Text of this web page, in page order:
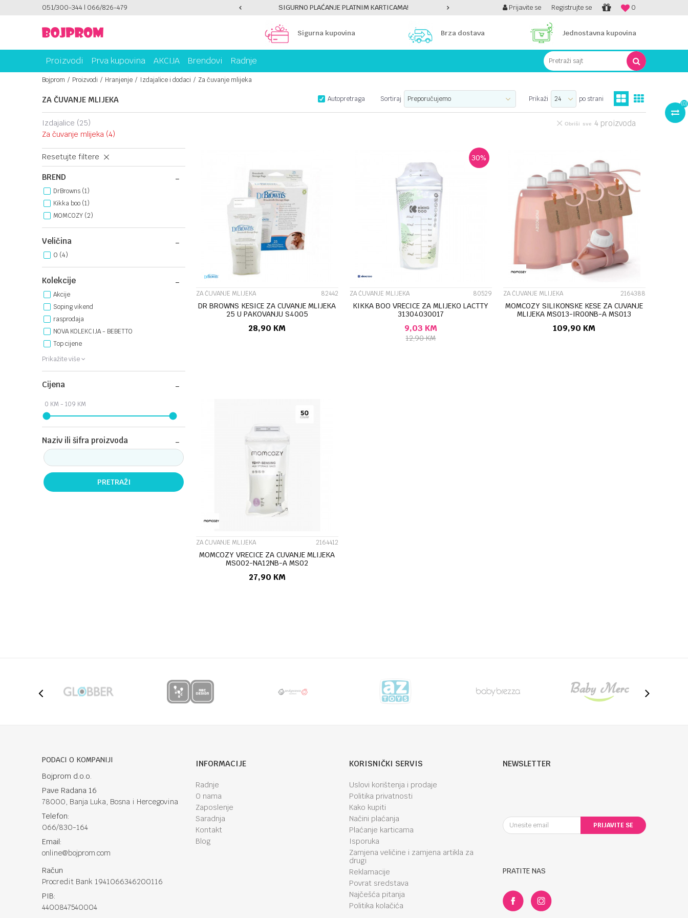
051/300-344 | 066/826-479PLATI UNICREDIT KARTICOM NA RATE! SIGURNO PLAĆANJE PLATNIM KARTICAMA! PLATI UNICREDIT KARTICOM NA RATE! 0
Prijavite se Registrujte se
Sigurna kupovina Brza dostava Jednostavna kupovina
Proizvodi Prva kupovina AKCIJA Brendovi Radnje Pretraži sajt
(0)
Bojprom Proizvodi Hranjenje Izdajalice i dodaci Za čuvanje mlijeka
ZA ČUVANJE MLIJEKA Autopretraga Sortiraj Prikaži po strani
izdajalice (25)
za čuvanje mlijeka (4)
Resetujte filtere
BREND
DrBrowns (1)
Kikka boo (1)
MOMCOZY (2)
Veličina
0 (4)
Kolekcije
Akcije
Soping vikend
rasprodaja
NOVA KOLEKCIJA - BEBETTO
Top cijene
Prikažite više
Cijena
Naziv ili šifra proizvoda
PRETRAŽI
4 proizvoda
Obriši sve
UPOREDI
ZA ČUVANJE MLIJEKA 82442
DR BROWNS KESICE ZA CUVANJE MLIJEKA
25 U PAKOVANJU S4005
28,90 KM
UPOREDI
30%
ZA ČUVANJE MLIJEKA 80529
KIKKA BOO VRECICE ZA MLIJEKO LACTTY
31304030017
9,03 KM
12,90KM
UPOREDI
ZA ČUVANJE MLIJEKA 2164388
MOMCOZY SILIKONSKE KESE ZA CUVANJE
MLIJEKA MS013-IR00NB-A MS013
109,90 KM
UPOREDI
ZA ČUVANJE MLIJEKA 2164412
MOMCOZY VRECICE ZA CUVANJE MLIJEKA
MS002-NA12NB-A MS02
27,90 KM
PODACI O KOMPANIJI
Bojprom d.o.o.
Pave Radana 16
78000, Banja Luka, Bosna i Hercegovina
Telefon:
066/830-164
Email:
online@bojprom.com
Račun
Procredit Bank 1941066346200116
PIB:
4400847540004
INFORMACIJE
Radnje
O nama
Zaposlenje
Saradnja
Kontakt
Blog
KORISNIČKI SERVIS
Uslovi korištenja i prodaje
Politika privatnosti
Kako kupiti
Načini plaćanja
Plaćanje karticama
Isporuka
Zamjena veličine i zamjena artikla za
drugi
Reklamacije
Povrat sredstava
Najčešća pitanja
Politika kolačića
NEWSLETTER
PRIJAVITE SE
PRATITE NAS